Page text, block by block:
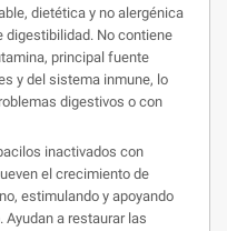
dietética y no alergénica
digestibili­dad. No contiene
principal fuente
y del sistema inmune, lo
digestivos o con
inactivados con
el crecimiento de
estimulando y apoyando
a restaurar las